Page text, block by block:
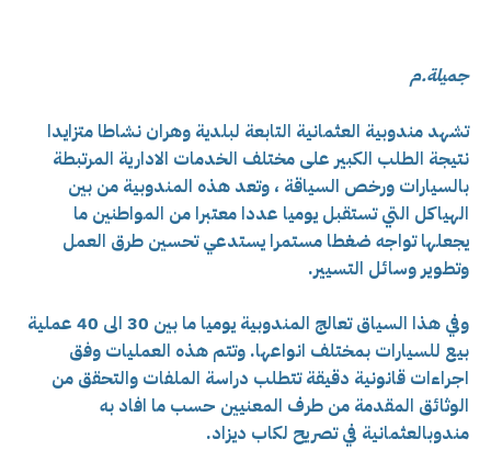
جميلة.م
تشهد مندوبية العثمانية التابعة لبلدية وهران نشاطا متزايدا
نتيجة الطلب الكبير على مختلف الخدمات الادارية المرتبطة
بالسيارات ورخص السياقة ، وتعد هذه المندوبية من بين
الهياكل التي تستقبل يوميا عددا معتبرا من المواطنين ما
يجعلها تواجه ضغطا مستمرا يستدعي تحسين طرق العمل
وتطوير وسائل التسيير.
وفي هذا السياق تعالج المندوبية يوميا ما بين 30 الى 40 عملية
بيع للسيارات بمختلف انواعها. وتتم هذه العمليات وفق
اجراءات قانونية دقيقة تتطلب دراسة الملفات والتحقق من
الوثائق المقدمة من طرف المعنيين حسب ما افاد به
مندوبالعثمانية في تصريح لكاب ديزاد.